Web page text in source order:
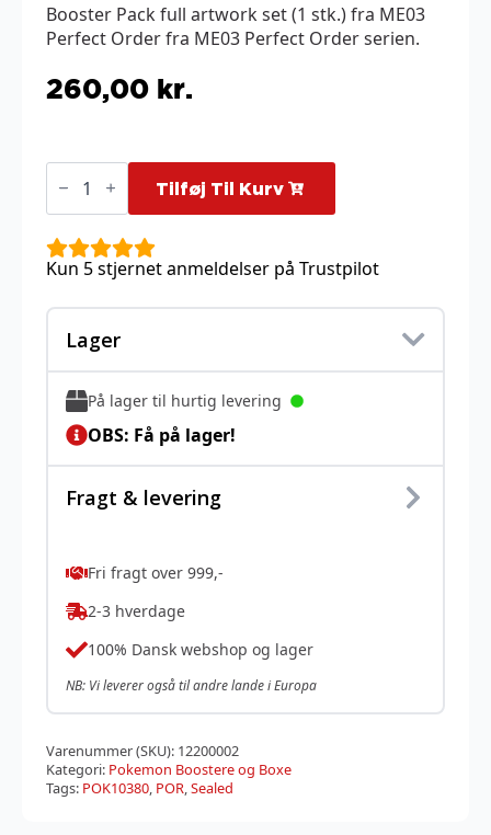
Booster Pack full artwork set (1 stk.) fra ME03
Perfect Order fra ME03 Perfect Order serien.
260,00 kr.
Booster
Pack
artwork
set
(4
stk.)
ME03
Perfect
Order
Tilføj Til Kurv
Kun 5 stjernet anmeldelser på Trustpilot
Lager
På lager til hurtig levering
OBS: Få på lager!
Fragt & levering
Fri fragt over 999,-
2-3 hverdage
100% Dansk webshop og lager
NB: Vi leverer også til andre lande i Europa
Varenummer (SKU): 12200002
Kategori: Pokemon Boostere og Boxe
Tags: POK10380, POR,Sealed